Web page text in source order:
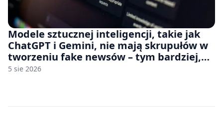
Modele sztucznej inteligencji, takie jak
ChatGPT i Gemini, nie mają skrupułów w
tworzeniu fake newsów – tym bardziej,
jeśli rozmawiasz z nimi po polsku
5 sie 2026